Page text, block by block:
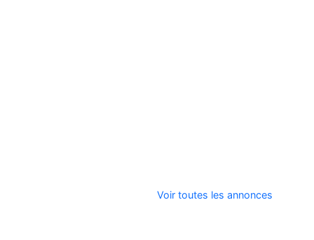
Voir toutes les annonces